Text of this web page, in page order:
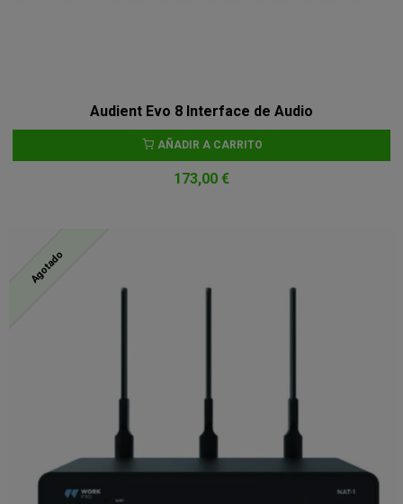
Audient Evo 8 Interface de Audio
AÑADIR A CARRITO
173,00 €
Agotado